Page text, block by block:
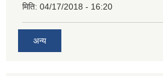
मिति: 04/17/2018 - 16:20
अन्य